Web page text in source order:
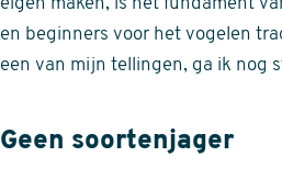
en beginners voor het vogelen
een van mijn tellingen, ga ik nog
Geen soortenjager